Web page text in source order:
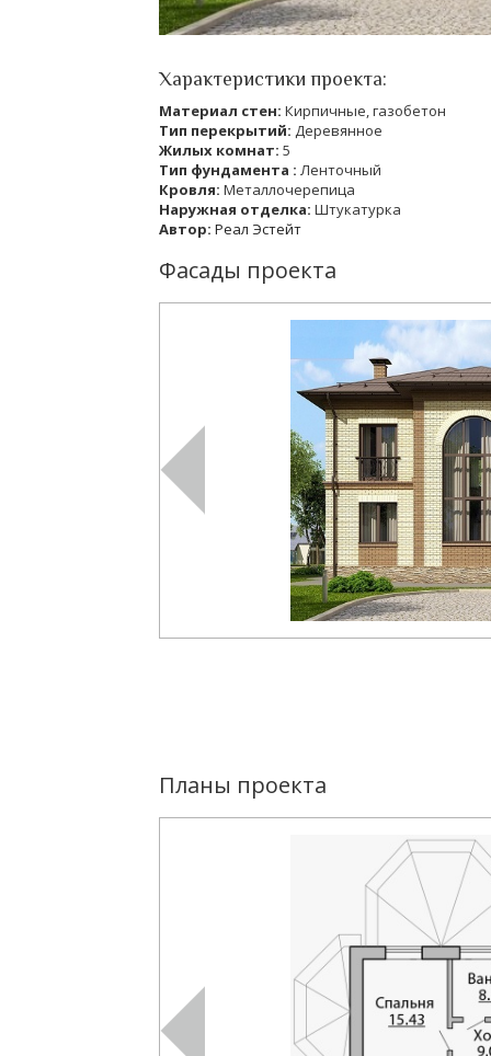
Характеристики проекта:
Материал стен: Кирпичные, газобетон
Тип перекрытий: Деревянное
Жилых комнат: 5
Тип фундамента : Ленточный
Кровля: Металлочерепица
Наружная отделка: Штукатурка
Автор: Реал Эстейт
Фасады проекта
Планы проекта